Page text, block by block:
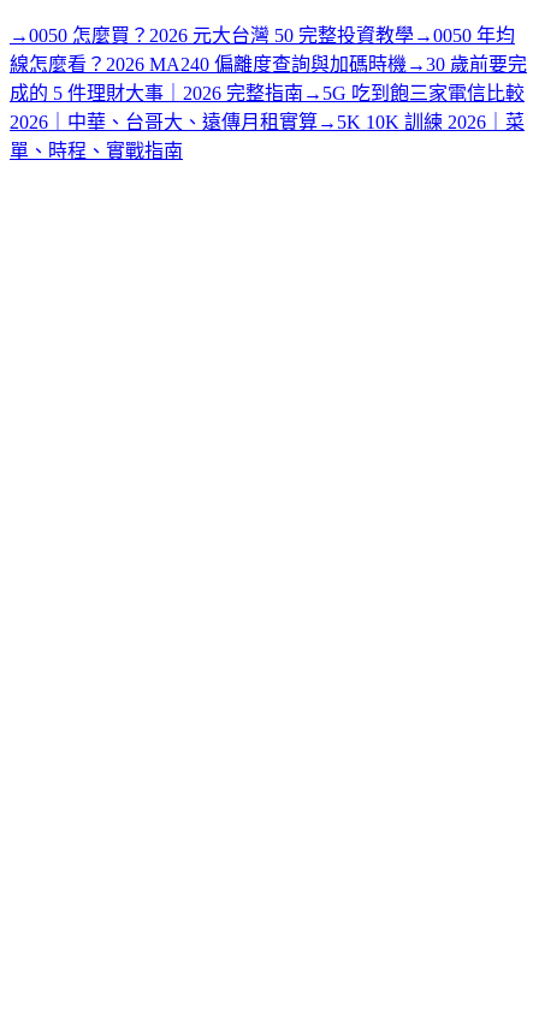
→0050 怎麼買？2026 元大台灣 50 完整投資教學→0050 年均
線怎麼看？2026 MA240 偏離度查詢與加碼時機 →30 歲前要完
成的 5 件理財大事｜2026 完整指南 → 5G 吃到飽三家電信比較
2026｜中華、台哥大、遠傳月租實算→ 5K 10K 訓練 2026｜菜
單、時程、實戰指南